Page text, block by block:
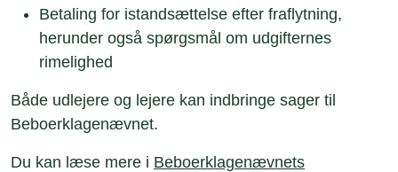
Betaling for istandsættelse efter fraflytning,
herunder også spørgsmål om udgifternes
rimelighed
Både udlejere og lejere kan indbringe sager til
Beboerklagenævnet.
Du kan læse mere i Beboerklagenævnets